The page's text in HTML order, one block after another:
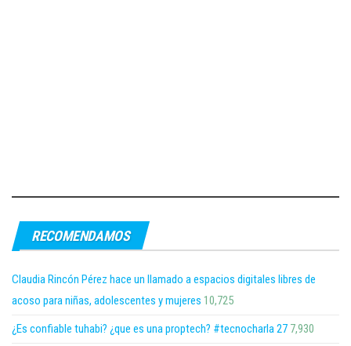
RECOMENDAMOS
Claudia Rincón Pérez hace un llamado a espacios digitales libres de
acoso para niñas, adolescentes y mujeres 10,725
¿Es confiable tuhabi? ¿que es una proptech? #tecnocharla 27 7,930